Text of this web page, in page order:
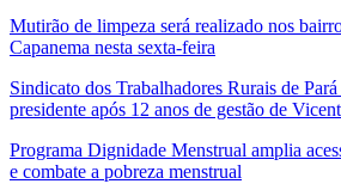
Mutirão de limpeza será realizado nos
Capanema nesta sexta-feira
Sindicato dos Trabalhadores Rurais de
presidente após 12 anos de gestão de
Programa Dignidade Menstrual amplia
e combate a pobreza menstrual